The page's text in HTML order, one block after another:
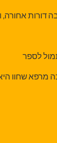
דורות אחורה,
לספר
מרפא שחוו